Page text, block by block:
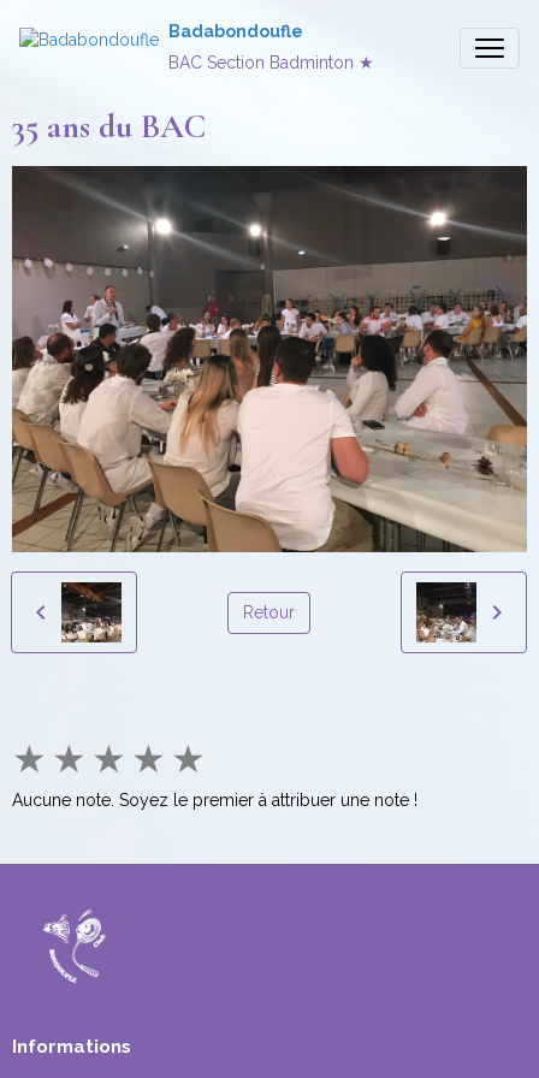
Badabondoufle
BAC Section Badminton ★
35 ans du BAC
Retour
★ ★ ★ ★ ★
Aucune note. Soyez le premier à attribuer une note !
Informations